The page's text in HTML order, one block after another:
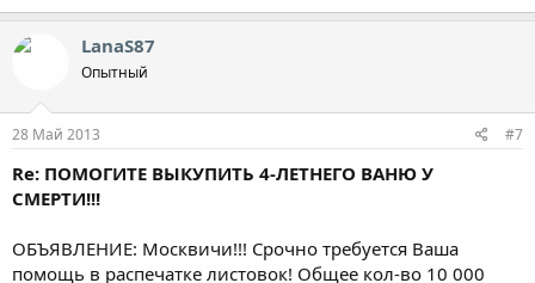
LanaS87
Опытный
28 Май 2013 #7
Re: ПОМОГИТЕ ВЫКУПИТЬ 4-ЛЕТНЕГО ВАНЮ У
СМЕРТИ!!!
ОБЪЯВЛЕНИЕ: Москвичи!!! Срочно требуется Ваша
помощь в распечатке листовок! Общее кол-во 10 000